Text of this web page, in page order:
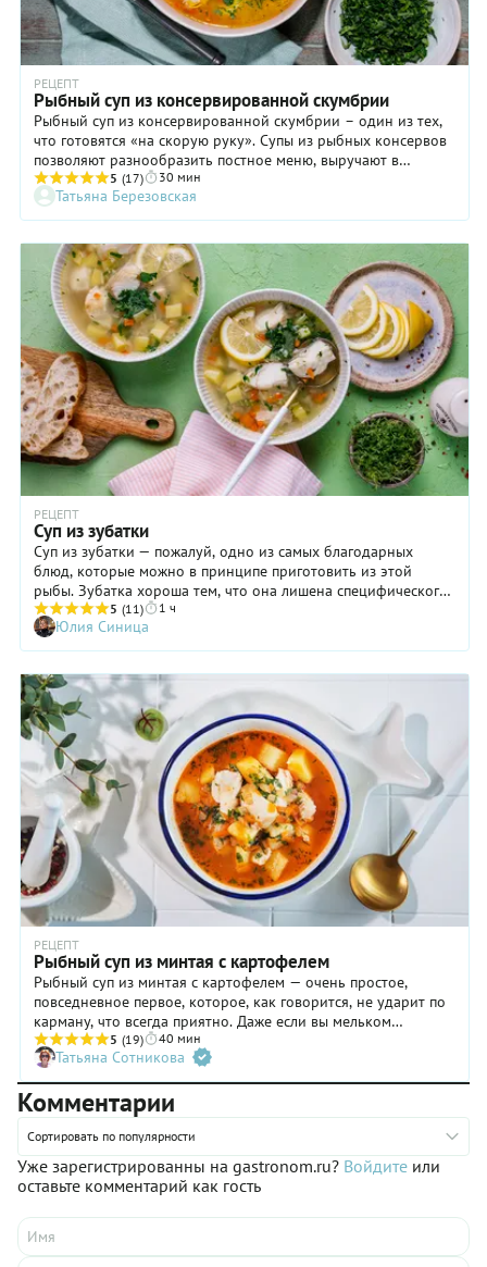
РЕЦЕПТ
Рыбный суп из консервированной скумбрии
Рыбный суп из консервированной скумбрии – один из тех,
что готовятся «на скорую руку». Супы из рыбных консервов
позволяют разнообразить постное меню, выручают в
походах, а также просто дополняют список рыбных блюд. И
нет ничего преступного в том, что для супа используется не
свежий улов или замороженная рыба, а консервы. В
консервированной скумбрии, как и в других рыбных
консервах, несмотря на сложную технологическую цепочку
обработки рыбы, сохраняются многие ее полезные свойства.
При этом приготовить рыбный суп, открыв баночку
консервов с этикеткой «Скумбрия атлантическая с
добавлением масла», сможет даже начинающая хозяйка. По
нашему рецепту суп получится очень даже вкусный!
5 (17) 30 мин
Татьяна Березовская
РЕЦЕПТ
Суп из зубатки
Суп из зубатки — пожалуй, одно из самых благодарных
блюд, которые можно в принципе приготовить из этой
рыбы. Зубатка хороша тем, что она лишена специфического
запаха, а мякоть у нее нежная и белая. К недостаткам же
можно отнести ее рыхлость и водянистость. Поэтому
зубатка — не лучший кандидат для жарки. А вот суп
получается отличный. Продается она обычно в
замороженном виде, в стейках. И это хорошо. Лучше
именно такую и покупать. Ее замораживают в море, сразу
после вылова. А вот если вы купите «охлажденную» зубатку,
имейте в виду — ее просто разморозили. Это значит, что
готовить ее надо безотлагательно и ни в коем случае не
замораживать повторно — в итоге получите хлопья. Наш
рецепт поможет вам сварить из зубатки простой, ароматный
и очень вкусный суп.
5 (11) 1 ч
Юлия Синица
РЕЦЕПТ
Рыбный суп из минтая с картофелем
Рыбный суп из минтая с картофелем — очень простое,
повседневное первое, которое, как говорится, не ударит по
карману, что всегда приятно. Даже если вы мельком
пробежитесь глазами по ингредиентам, обозначенным в
рецепте, то убедитесь, что среди них нет дорогостоящих
продуктов. Тот же минтай — вполне бюджетная рыба,
которую, к тому же, можно купить едва ли не в каждом
сетевом магазине. Готовится такой суп достаточно быстро,
однако следует помнить, что замороженная рыба требует
времени на оттаивание. Но это можно сделать и с вечера, и
тогда на следующий день весь процесс займет чуть больше
получаса. Вкусным ли получается суп из минтая? О, да!
Особенно, если вкус овощной зажарки оживить томатной
пастой, а подать суп с большим количеством зелени, как
рекомендовано в рецепте.
5 (19) 40 мин
Татьяна Сотникова
Комментарии
Сортировать по популярности
Уже зарегистрированны на gastronom.ru? Войдите или
оставьте комментарий как гость